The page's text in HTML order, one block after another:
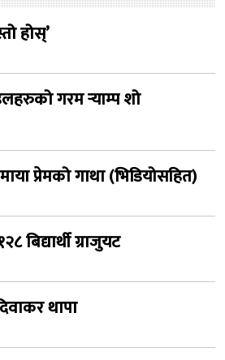
होस्’
गरम र्‍याम्प शो
प्रेमको गाथा (भिडियोसहित)
ग्राजुयट
थापा